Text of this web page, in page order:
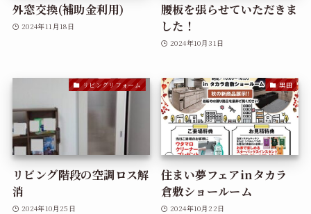
外窓交換(補助金利用)
2024年11月18日
腰板を張らせていただきま
した！
2024年10月31日
リビングリフォーム
リビング階段の空調ロス解
消
2024年10月25日
黒田
住まい夢フェアinタカラ
倉敷ショールーム
2024年10月22日